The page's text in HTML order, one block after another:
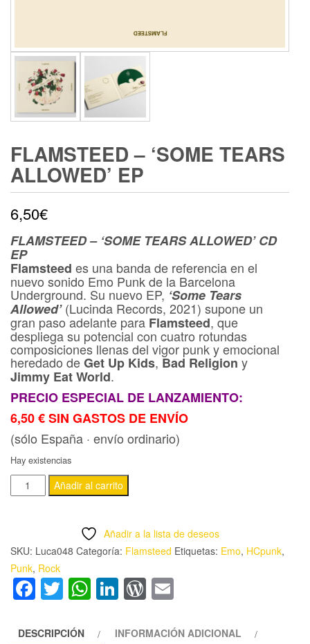
FLAMSTEED – ‘SOME TEARS
ALLOWED’ EP
6,50€
FLAMSTEED – ‘SOME TEARS ALLOWED’ CD
EP
Flamsteed es una banda de referencia en el
nuevo sonido Emo Punk de la Barcelona
Underground. Su nuevo EP, ‘Some Tears
Allowed’(Lucinda Records, 2021) supone un
gran paso adelante para Flamsteed, que
despliega su potencial con cuatro rotundas
composiciones llenas del vigor punk y emocional
heredado deGet Up Kids, Bad Religion y
Jimmy Eat World.
PRECIO ESPECIAL DE LANZAMIENTO:
6,50 € SIN GASTOS DE ENVÍO
(sólo España · envío ordinario)
Hay existencias
FLAMSTEED
-
ALLOWED'
EP
cantidad
Añadir al carrito
Añadir a la lista de deseos
SKU: Luca048 Categoría: Flamsteed Etiquetas: Emo, HCpunk,
Punk, Rock
Facebook
Twitter
WhatsApp
LinkedIn
WordPress
DESCRIPCIÓN
INFORMACIÓN ADICIONAL